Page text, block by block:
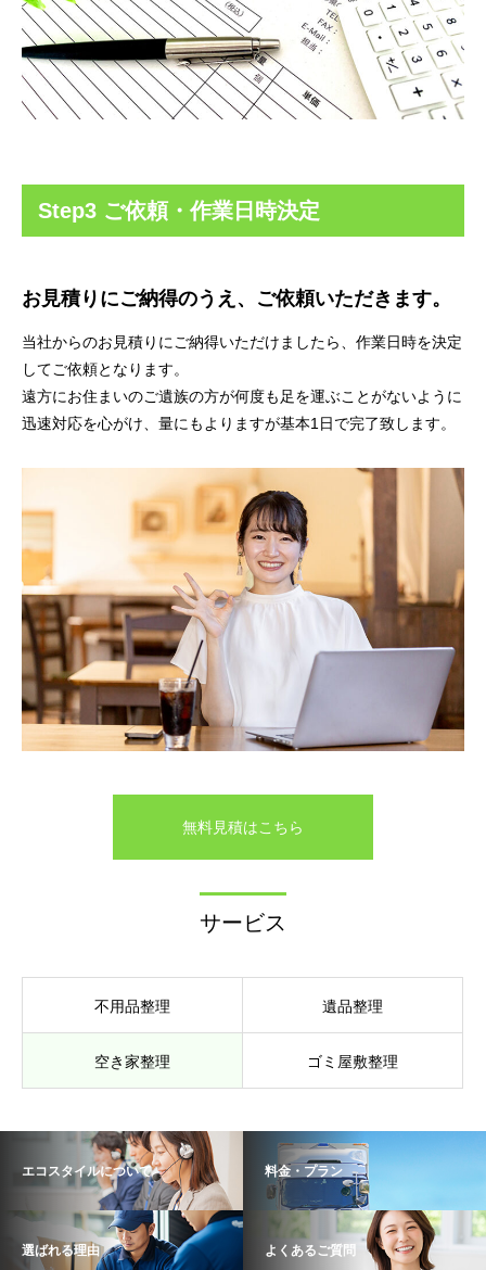
Step3 ご依頼・作業日時決定
お見積りにご納得のうえ、ご依頼いただきます。
当社からのお見積りにご納得いただけましたら、作業日時を決定
してご依頼となります。
遠方にお住まいのご遺族の方が何度も足を運ぶことがないように
迅速対応を心がけ、量にもよりますが基本1日で完了致します。
無料見積はこちら
サービス
不用品整理 遺品整理
空き家整理 ゴミ屋敷整理
エコスタイルについて 料金・プラン
選ばれる理由 よくあるご質問